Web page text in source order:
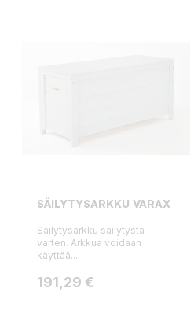
SÄILYTYSARKKU VARAX
Säilytysarkku säilytystä
varten. Arkkua voidaan
käyttää...
Hinta
191,29 €